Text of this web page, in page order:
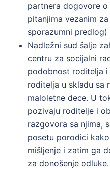
partnera dogovore
pitanjima vezanim
sporazumni predlog)
Nadležni sud šalje
centru za socijalni
podobnost roditelja
roditelja u skladu sa
maloletne dece. U
pozivaju roditelje i
razgovora sa njima,
posetu porodici
mišljenje i zatim ga
za donošenje odluke.